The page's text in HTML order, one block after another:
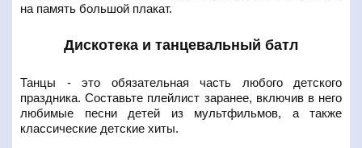
на память большой плакат.
Дискотека и танцевальный батл
Танцы - это обязательная часть любого детского
праздника. Составьте плейлист заранее, включив в него
любимые песни детей из мультфильмов, а также
классические детские хиты.